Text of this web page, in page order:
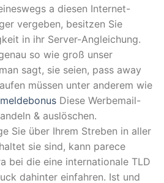
a diesen Internet-
vergeben, besitzen Sie
in ihr Server-Angleichung.
so wie groß unser
sagt, sie seien, pass away
müssen unter anderem wie
Diese Werbemail-
& auslöschen.
Sie über Ihrem Streben in aller
sie sind, kann parece
bei die eine internationale TLD
dahinter einfahren. Ist und